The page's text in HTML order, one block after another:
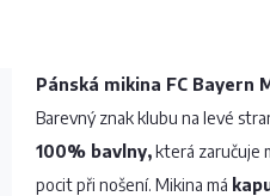
Pánská mikina FC Bayern
Barevný znak klubu na levé
100% bavlny,která zaručuje
pocit při nošení. Mikina má